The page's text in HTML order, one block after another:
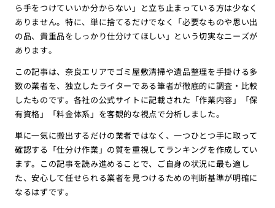
ら手をつけていいか分からない」と立ち止まっている方は少なく
ありません。特に、単に捨てるだけでなく「必要なものや思い出
の品、貴重品をしっかり仕分けてほしい」という切実なニーズが
あります。
この記事は、奈良エリアでゴミ屋敷清掃や遺品整理を手掛ける多
数の業者を、独立したライターである筆者が徹底的に調査・比較
したものです。各社の公式サイトに記載された「作業内容」「保
有資格」「料金体系」を客観的な視点で分析しました。
単に一気に搬出するだけの業者ではなく、一つひとつ手に取って
確認する「仕分け作業」の質を重視してランキングを作成してい
ます。この記事を読み進めることで、ご自身の状況に最も適し
た、安心して任せられる業者を見つけるための判断基準が明確に
なるはずです。